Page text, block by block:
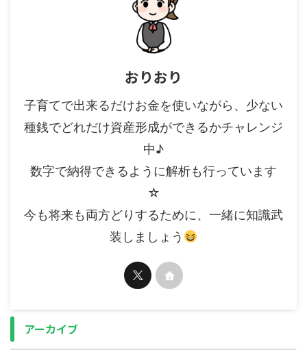
おりおり
子育てで出来るだけお金を使いながら、少ない
種銭でどれだけ資産形成ができるかチャレンジ
中♪
数字で納得できるように解析も行っています
☆
今も将来も両方どりするために、一緒に知識武
装しましょう
アーカイブ